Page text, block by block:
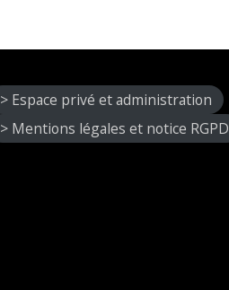
> Espace privé et administration
> Mentions légales et notice RGPD